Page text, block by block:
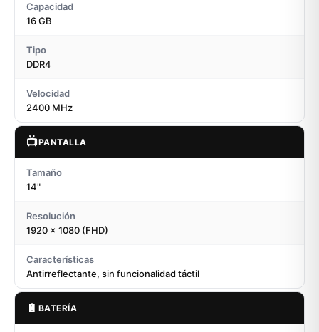
Capacidad
16 GB
Tipo
DDR4
Velocidad
2400 MHz
📺PANTALLA
Tamaño
14"
Resolución
1920 × 1080 (FHD)
Características
Antirreflectante, sin funcionalidad táctil
🔋 BATERÍA